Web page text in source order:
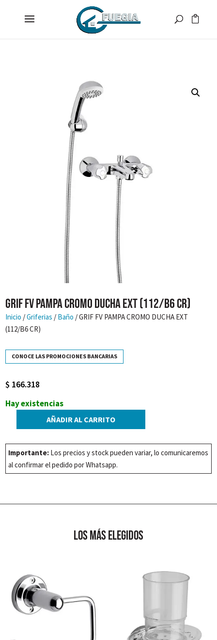
GRIF FV PAMPA CROMO DUCHA EXT (112/B6 CR)
Inicio /Griferias / Baño / GRIF FV PAMPA CROMO DUCHA EXT
(112/B6 CR)
CONOCE LAS PROMOCIONES BANCARIAS
$ 166.318
Hay existencias
PAMPA
CROMO
DUCHA
AÑADIR AL CARRITO
Importante: Los precios y stock pueden variar, lo comunicaremos
al confirmar el pedido por Whatsapp.
los más elegidos